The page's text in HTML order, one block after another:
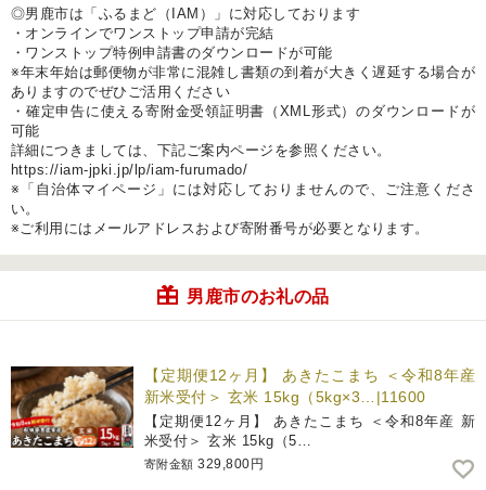
◎男鹿市は「ふるまど（IAM）」に対応しております
・オンラインでワンストップ申請が完結
・ワンストップ特例申請書のダウンロードが可能
※年末年始は郵便物が非常に混雑し書類の到着が大きく遅延する場合が
ありますのでぜひご活用ください
・確定申告に使える寄附金受領証明書（XML形式）のダウンロードが
可能
詳細につきましては、下記ご案内ページを参照ください。
https://iam-jpki.jp/lp/iam-furumado/
※「自治体マイページ」には対応しておりませんので、ご注意くださ
い。
※ご利用にはメールアドレスおよび寄附番号が必要となります。
男鹿市のお礼の品
【定期便12ヶ月】 あきたこまち ＜令和8年産
新米受付＞ 玄米 15kg（5kg×3…|11600
【定期便12ヶ月】 あきたこまち ＜令和8年産 新
米受付＞ 玄米 15kg（5…
寄附金額 329,800円